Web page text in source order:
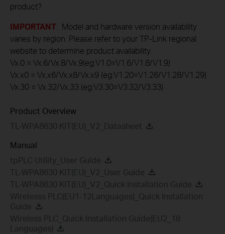
product?
IMPORTANT: Model and hardware version availability
varies by region. Please refer to your TP-Link regional
website to determine product availability.
Vx.0 = Vx.6/Vx.8/Vx.9(eg:V1.0=V1.6/V1.8/V1.9)
Vx.x0 = Vx.x6/Vx.x8/Vx.x9 (eg:V1.20=V1.26/V1.28/V1.29)
Vx.30 = Vx.32/Vx.33 (eg:V3.30=V3.32/V3.33)
Product Overview
TL-WPA8630 KIT(EU)_V2_Datasheet
Manual
tpPLC Utility_User Guide
TL-WPA8630 KIT(EU)_V2_User Guide
TL-WPA8630 KIT(EU)_V2_Quick Installation Guide
Wirelesss PLC(EU1-12Languages)_Quick Installation
Guide
Wireless PLC_Quick Installation Guide(EU2_18
Languages)